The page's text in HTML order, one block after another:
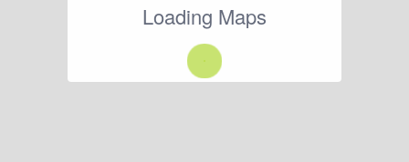
Loading Maps